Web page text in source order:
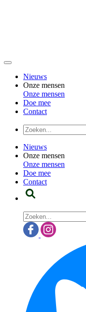
Nieuws
Onze mensen
Onze mensen
Doe mee
Contact
Nieuws
Onze mensen
Onze mensen
Doe mee
Contact